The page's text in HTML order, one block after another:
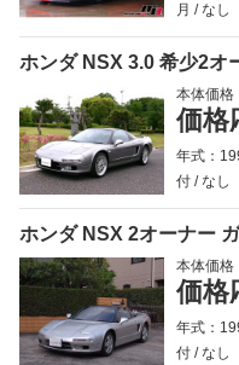
月
なし
ホンダ NSX 3.0 希少2オ
本体価格
価格
年式：
付
なし
ホンダ NSX 2オーナー
本体価格
価格
年式：
付
なし